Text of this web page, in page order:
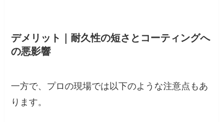
デメリット｜耐久性の短さとコーティングへ
の悪影響
一方で、プロの現場では以下のような注意点もあ
ります。